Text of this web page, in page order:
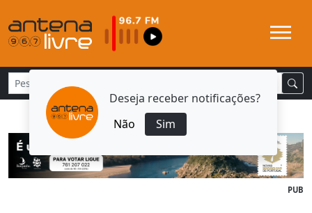
Deseja receber notificações?
Não
Sim
PUB